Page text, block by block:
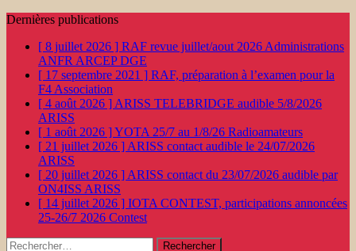
Dernières publications
[ 8 juillet 2026 ] RAF revue juillet/aout 2026 Administrations
ANFR ARCEP DGE
[ 17 septembre 2021 ] RAF, préparation à l’examen pour la
F4 Association
[ 4 août 2026 ] ARISS TELEBRIDGE audible 5/8/2026
ARISS
[ 1 août 2026 ]YOTA 25/7 au 1/8/26 Radioamateurs
[ 21 juillet 2026 ] ARISS contact audible le 24/07/2026
ARISS
[ 20 juillet 2026 ] ARISS contact du 23/07/2026 audible par
ON4ISS ARISS
[ 14 juillet 2026 ] IOTA CONTEST, participations annoncées
25-26/7 2026 Contest
Rechercher :